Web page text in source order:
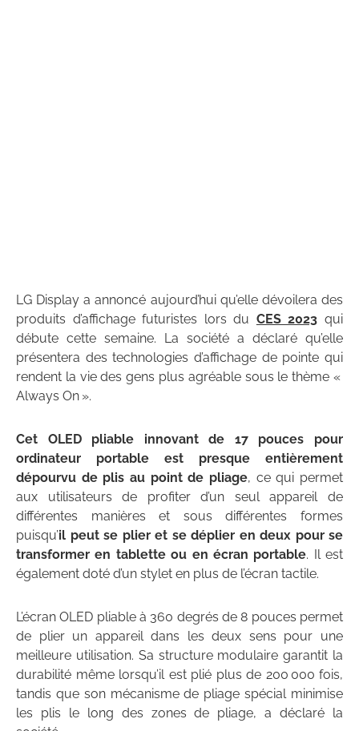
LG Display a annoncé aujourd’hui qu’elle dévoilera des
produits d’affichage futuristes lors du CES 2023 qui
débute cette semaine. La société a déclaré qu’elle
présentera des technologies d’affichage de pointe qui
rendent la vie des gens plus agréable sous le thème «
Always On ».
Cet OLED pliable innovant de 17 pouces pour
ordinateur portable est presque entièrement
dépourvu de plis au point de pliage, ce qui permet
aux utilisateurs de profiter d’un seul appareil de
différentes manières et sous différentes formes
puisqu’il peut se plier et se déplier en deux pour se
transformer en tablette ou en écran portable. Il est
également doté d’un stylet en plus de l’écran tactile.
L’écran OLED pliable à 360 degrés de 8 pouces permet
de plier un appareil dans les deux sens pour une
meilleure utilisation. Sa structure modulaire garantit la
durabilité même lorsqu’il est plié plus de 200 000 fois,
tandis que son mécanisme de pliage spécial minimise
les plis le long des zones de pliage, a déclaré la